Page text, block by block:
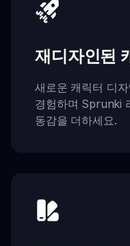
재디자인된
새로운 캐릭터 디
경험하며 Sprunki
동감을 더하세요.